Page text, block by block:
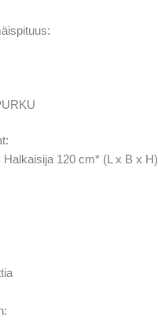
Halkaisija 120 cm* (L x B x H)